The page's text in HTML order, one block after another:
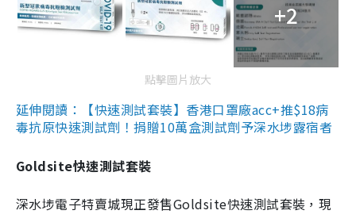
+2
點擊圖片放大
延伸閱讀：【快速測試套裝】香港口罩廠acc+推$18病
毒抗原快速測試劑！捐贈10萬盒測試劑予深水埗露宿者
Goldsite快速測試套裝
深水埗電子特賣城現正發售Goldsite快速測試套裝，現